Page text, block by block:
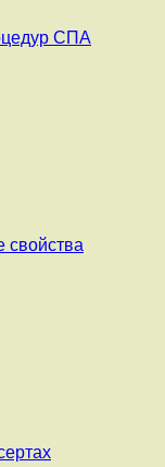
СПА
свойства